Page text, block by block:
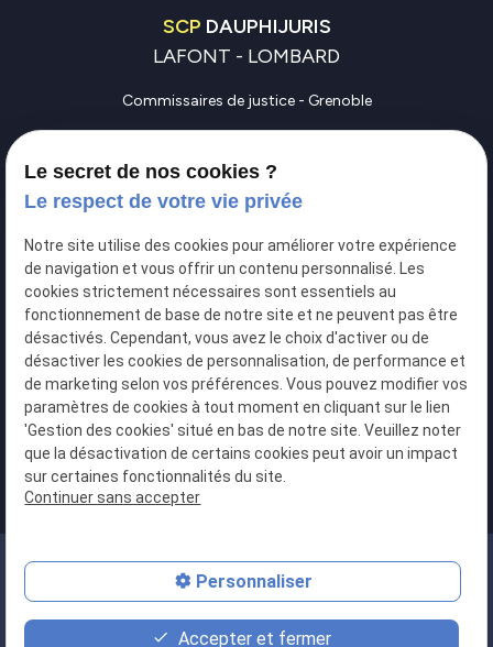
SCP DAUPHIJURIS
LAFONT - LOMBARD
Commissaires de justice - Grenoble
Commissaires de justice - Bourgoin-Jallieu
perm_phone_msg
Contactez-nous
04 76 46 88 38
S.C.P DAUPHIJURIS
map
34 Boulevard Maréchal Foch
38017 GRENOBLE
Siret :41204500700017
Plan du site
Politique de confidentialité
Le secret de nos cookies ?
Le respect de votre vie privée
Notre site utilise des cookies pour améliorer votre expérience
de navigation et vous offrir un contenu personnalisé. Les
cookies strictement nécessaires sont essentiels au
fonctionnement de base de notre site et ne peuvent pas être
désactivés. Cependant, vous avez le choix d'activer ou de
désactiver les cookies de personnalisation, de performance et
de marketing selon vos préférences. Vous pouvez modifier vos
paramètres de cookies à tout moment en cliquant sur le lien
'Gestion des cookies' situé en bas de notre site. Veuillez noter
que la désactivation de certains cookies peut avoir un impact
sur certaines fonctionnalités du site.
Continuer sans accepter
Personnaliser
Accepter et fermer